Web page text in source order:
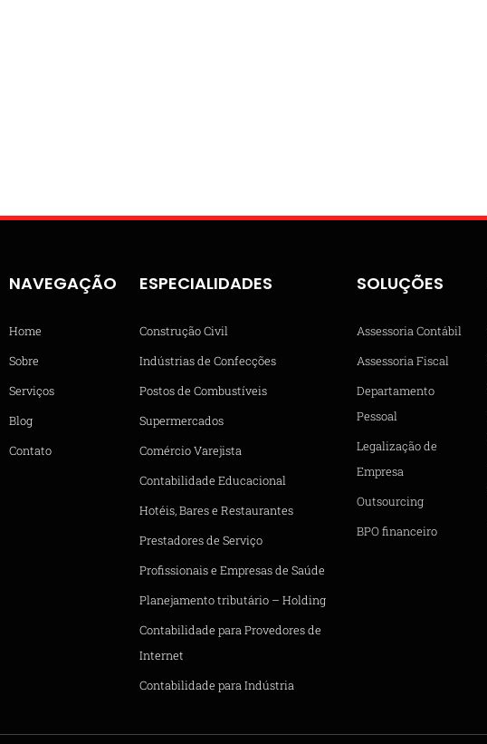
NAVEGAÇÃO
Home
Sobre
Serviços
Blog
Contato
ESPECIALIDADES
Construção Civil
Indústrias de Confecções
Postos de Combustíveis
Supermercados
Comércio Varejista
Contabilidade Educacional
Hotéis, Bares e Restaurantes
Prestadores de Serviço
Profissionais e Empresas de Saúde
Planejamento tributário – Holding
Contabilidade para Provedores de
Internet
Contabilidade para Indústria
SOLUÇÕES
Assessoria Contábil
Assessoria Fiscal
Departamento
Pessoal
Legalização de
Empresa
Outsourcing
BPO financeiro